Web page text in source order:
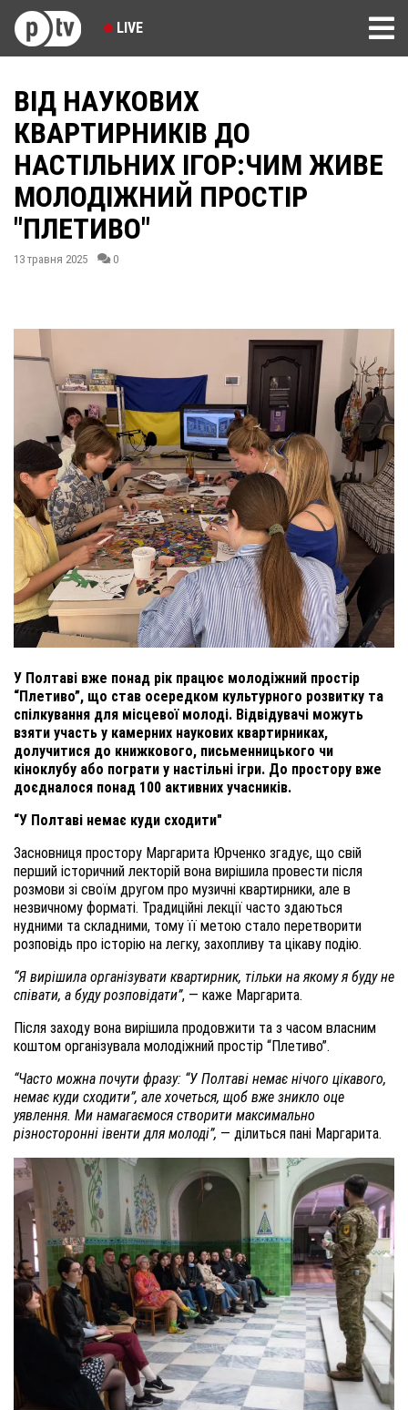
LIVE
ВІД НАУКОВИХ
КВАРТИРНИКІВ ДО
НАСТІЛЬНИХ ІГОР:ЧИМ ЖИВЕ
МОЛОДІЖНИЙ ПРОСТІР
"ПЛЕТИВО"
13 травня 2025 0
У Полтаві вже понад рік працює молодіжний простір
“Плетиво”, що став осередком культурного розвитку та
спілкування для місцевої молоді. Відвідувачі можуть
взяти участь у камерних наукових квартирниках,
долучитися до книжкового, письменницького чи
кіноклубу або пограти у настільні ігри. До простору вже
доєдналося понад 100 активних учасників.
“У Полтаві немає куди сходити"
Засновниця простору Маргарита Юрченко згадує, що свій
перший історичний лекторій вона вирішила провести після
розмови зі своїм другом про музичні квартирники, але в
незвичному форматі. Традиційні лекції часто здаються
нудними та складними, тому її метою стало перетворити
розповідь про історію на легку, захопливу та цікаву подію.
“Я вирішила організувати квартирник, тільки на якому я буду не
співати, а буду розповідати”, — каже Маргарита.
Після заходу вона вирішила продовжити та з часом власним
коштом організувала молодіжний простір “Плетиво”.
“Часто можна почути фразу: “У Полтаві немає нічого цікавого,
немає куди сходити”, але хочеться, щоб вже зникло оце
уявлення. Ми намагаємося створити максимально
різносторонні івенти для молоді”, — ділиться пані Маргарита.